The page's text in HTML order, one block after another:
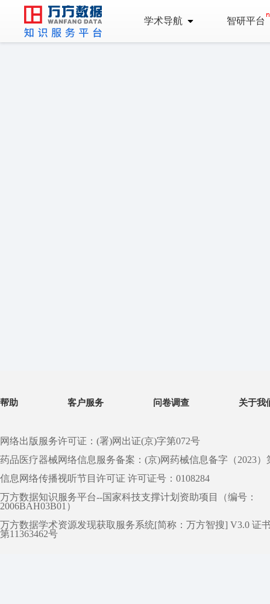
学术导航 智研平台
帮助 客户服务 问卷调查 关于我
网络出版服务许可证：(署)网出证(京)字第072号
药品医疗器械网络信息服务备案：(京)网药械信息备字（2023）
信息网络传播视听节目许可证 许可证号：0108284
万方数据知识服务平台--国家科技支撑计划资助项目（编号：
2006BAH03B01）
万方数据学术资源发现获取服务系统[简称：万方智搜] V3.0 证
第11363462号